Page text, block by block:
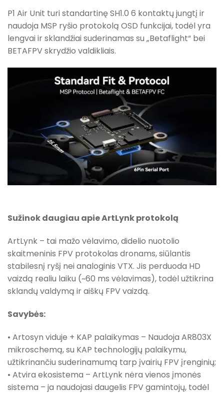
P1 Air Unit turi standartinę SH1.0 6 kontaktų jungtį ir
naudoja MSP ryšio protokolą OSD funkcijai, todėl yra
lengvai ir sklandžiai suderinamas su „Betaflight“ bei
BETAFPV skrydžio valdikliais.
Sužinok daugiau apie ArtLynk protokolą
ArtLynk – tai mažo vėlavimo, didelio nuotolio
skaitmeninis FPV protokolas dronams, siūlantis
stabilesnį ryšį nei analoginis VTX. Jis perduoda HD
vaizdą realiu laiku (~60 ms vėlavimas), todėl užtikrina
sklandų valdymą ir aiškų FPV vaizdą.
Savybės:
• Artosyn viduje + KAP palaikymas – Naudoja AR803X
mikroschemą, su KAP technologijų palaikymu,
užtikrinančiu suderinamumą tarp įvairių FPV įrenginių;
• Atvira ekosistema – ArtLynk nėra vienos įmonės
sistema – ja naudojasi daugelis FPV gamintojų, todėl